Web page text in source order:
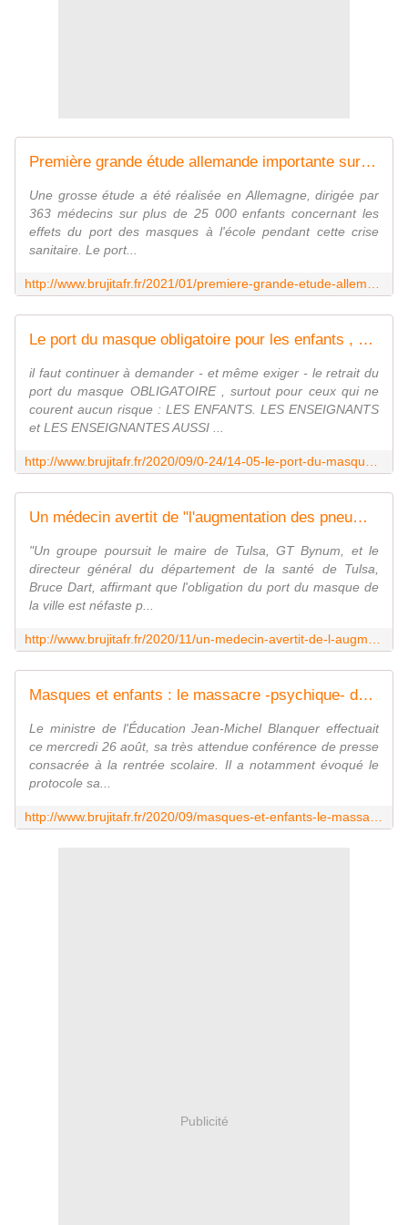
Première grande étude allemande importante sur les dégâts occasionnés par le port du #masque chez les #enfants - MOINS de BIENS PLUS de LIENS
Une grosse étude a été réalisée en Allemagne, dirigée par
363 médecins sur plus de 25 000 enfants concernant les
effets du port des masques à l'école pendant cette crise
sanitaire. Le port...
Le port du masque obligatoire pour les enfants , c'est de la maltraitance ! - MOINS de BIENS PLUS de LIENS
il faut continuer à demander - et même exiger - le retrait du
port du masque OBLIGATOIRE , surtout pour ceux qui ne
courent aucun risque : LES ENFANTS. LES ENSEIGNANTS
et LES ENSEIGNANTES AUSSI ...
Un médecin avertit de "l'augmentation des pneumonies bactériennes" en raison du port de #masque - MOINS de BIENS PLUS de LIENS
"Un groupe poursuit le maire de Tulsa, GT Bynum, et le
directeur général du département de la santé de Tulsa,
Bruce Dart, affirmant que l'obligation du port du masque de
la ville est néfaste p...
Masques et enfants : le massacre -psychique- des innocents ?! - MOINS de BIENS PLUS de LIENS
Le ministre de l'Éducation Jean-Michel Blanquer effectuait
ce mercredi 26 août, sa très attendue conférence de presse
consacrée à la rentrée scolaire. Il a notamment évoqué le
protocole sa...
Publicité